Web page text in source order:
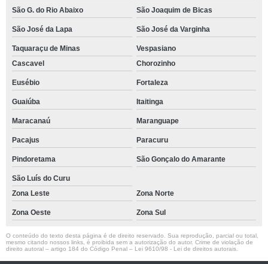
São G. do Rio Abaixo São Joaquim de Bicas
São José da Lapa São José da Varginha
Taquaraçu de Minas
Vespasiano
Cascavel
Chorozinho
Eusébio Fortaleza
Guaiúba Itaitinga
Maracanaú Maranguape
Pacajus Paracuru
Pindoretama São Gonçalo do Amarante
São Luís do Curu
Zona Leste
Zona Norte
Zona Oeste Zona Sul
O conteúdo do texto desta página é de direito reservado. Sua reprodução, parcial ou total,
mesmo citando nossos links, é proibida sem a autorização do autor. Crime de violação de
direito autoral – artigo 184 do Código Penal – Lei 9610/98 - Lei de direitos autorais